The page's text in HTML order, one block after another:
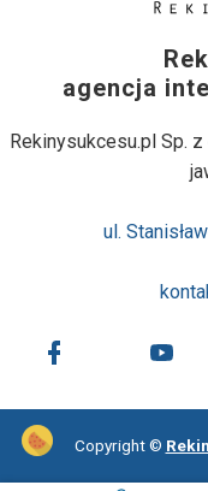
agencja
Rekinysukcesu.pl Sp.
ul.
Copyright ©